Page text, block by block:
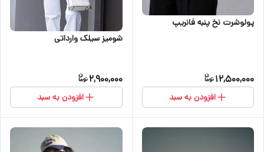
پولوشرت نخ پنبه فانریپ
12,500,000
افزودن به سبد
شومیز سیلک وارداتی
2,900,000
افزودن به سبد